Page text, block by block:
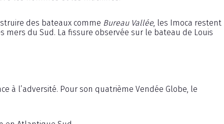
des bateaux comme Bureau Vallée , les Imoca restent
du Sud. La fissure observée sur le bateau de Louis
à l’adversité. Pour son quatrième Vendée Globe, le